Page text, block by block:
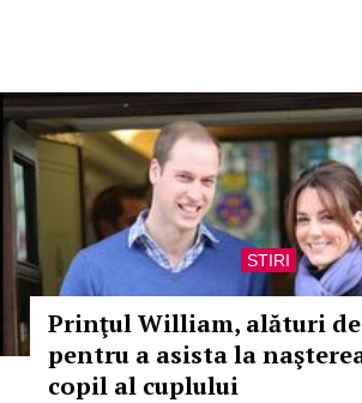
STIRI
Prinţul William, alături de
pentru a asista la
copil al cuplului